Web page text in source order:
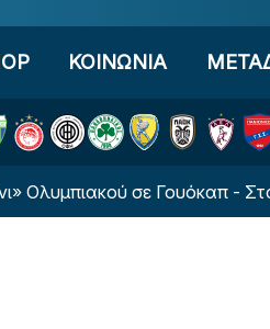
ΚΟΙΝΩΝΙΑ
σε Γουόκαπ - Στα... άκρα